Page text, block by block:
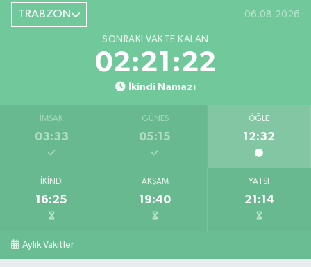
TRABZON 06.08.2026
SONRAKI VAKTE KALAN
02:21:22
İkindi Namazı
İMSAK
03:33
GÜNEŞ
05:15
ÖĞLE
12:32
İKINDI
16:25
AKŞAM
19:40
YATSI
21:14
Aylık Vakitler